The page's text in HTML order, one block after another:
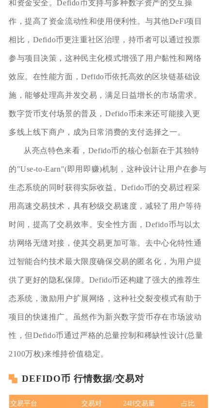
和资金安全。Defido币支持与多种数字资产的交互操
作，提高了资金流动性和使用便利性。与其他DeFi项目
相比，Defido币更注重社区治理，持币者可以通过投票
参与项目决策，这种民主化模式增强了用户黏性和网络
效应。在性能方面，Defido币依托高效的区块链基础设
施，能够处理高并发交易，满足日益增长的市场需求。
数字货币支付场景的普及，Defido币未来还可能接入更
多线上线下商户，成为日常消费的支付选择之一。
从亮点特色来看，Defido币的核心创新在于其独特
的"Use-to-Earn"(即用即赚)机制，这种设计让用户在参与
生态系统的同时获得实际收益。Defido币的交易过程采
用高速交易技术，具有秒级交易速度，减轻了用户等待
时间，提高了交易效率。安全性方面，Defido币与以太
坊网络无缝对接，使其交易更加可靠。去中心化特性通
过智能合约技术最大限度确保交易的匿名化，为用户提
供了更好的隐私保障。Defido币还构建了强大的推荐生
态系统，激励用户扩展网络，这种社交裂变模式有助于
项目的快速推广。虽然作为新兴数字货币存在市场波动
性，但Defido币通过严格的总量控制和稀缺性设计(总量
2100万枚)来维持价值稳定。
DEFIDO币 行情数据/交易对
交易平台 交易对 24H交易量 占比